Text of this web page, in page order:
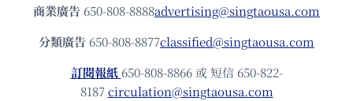
商業廣告 650-808-8888advertising@singtaousa.com
分類廣告 650-808-8877classified@singtaousa.com
訂閱報紙 650-808-8866 或 短信 650-822-
8187circulation@singtaousa.com